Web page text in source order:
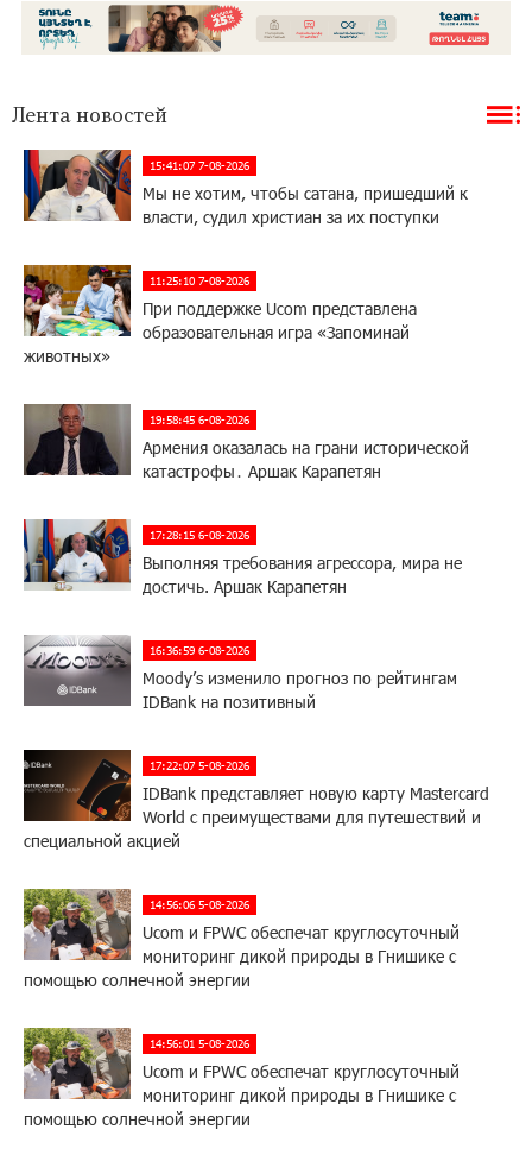
Лента новостей
15:41:07 7-08-2026
Мы не хотим, чтобы сатана, пришедший к
власти, судил христиан за их поступки
11:25:10 7-08-2026
При поддержке Ucom представлена
образовательная игра «Запоминай
животных»
19:58:45 6-08-2026
Армения оказалась на грани исторической
катастрофы․ Аршак Карапетян
17:28:15 6-08-2026
Выполняя требования агрессора, мира не
достичь. Аршак Карапетян
16:36:59 6-08-2026
Moody’s изменило прогноз по рейтингам
IDBank на позитивный
17:22:07 5-08-2026
IDBank представляет новую карту Mastercard
World с преимуществами для путешествий и
специальной акцией
14:56:06 5-08-2026
Ucom и FPWC обеспечат круглосуточный
мониторинг дикой природы в Гнишике с
помощью солнечной энергии
14:56:01 5-08-2026
Ucom и FPWC обеспечат круглосуточный
мониторинг дикой природы в Гнишике с
помощью солнечной энергии